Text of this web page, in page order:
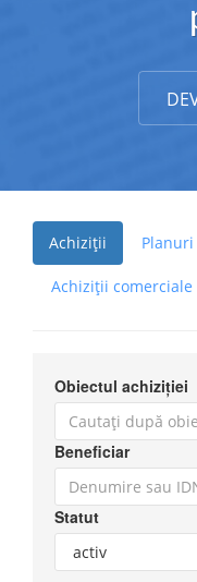
Achiziții Planuri
Achiziții comerciale
Obiectul achiziției
Beneficiar
Statut